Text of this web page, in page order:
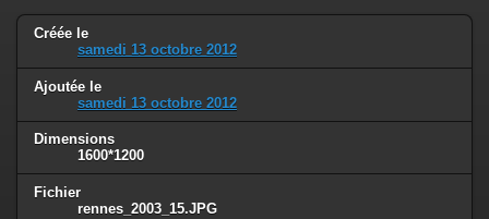
Créée le
samedi 13 octobre 2012
Ajoutée le
samedi 13 octobre 2012
Dimensions
1600*1200
Fichier
rennes_2003_15.JPG